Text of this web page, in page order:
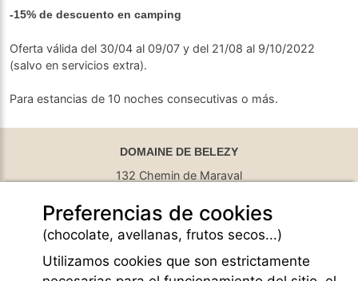
-15% de descuento en camping
Oferta válida del 30/04 al 09/07 y del 21/08 al 9/10/2022
(salvo en servicios extra).
Para estancias de 10 noches consecutivas o más.
DOMAINE DE BELEZY
132 Chemin de Maraval
GPS Latitude : 44.130661010742187
GPS Longitude : 5.1876931190490723
E-mail :belezy@libranoo.com
Tél : +33(0)4 90 65 60 18
Preferencias de cookies
(chocolate, avellanas, frutos secos...)
Utilizamos cookies que son estrictamente